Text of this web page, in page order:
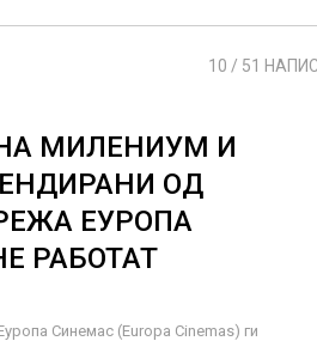
10 / 51
МИЛЕНИУМ И
ОД
ЕУРОПА
РАБОТАТ
Синемас (Europa Cinemas) ги